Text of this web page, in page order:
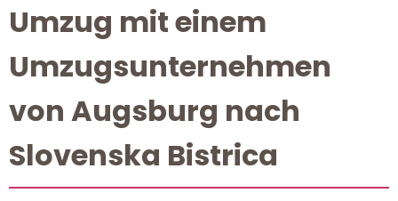
Umzug mit einem
Umzugsunternehmen
von Augsburg nach
Slovenska Bistrica